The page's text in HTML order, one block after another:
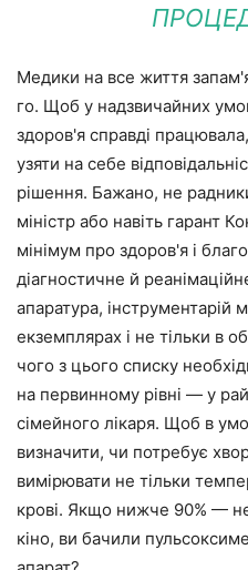
Медики на все життя
го. Щоб у надзвичайних
здоров'я справді
узяти на себе
рішення. Бажано, не
міністр або навіть гарант
мінімум про здоров'я і
діагностичне й
апаратура,
екземплярах і не тільки в
чого з цього списку
на первинному рівні — у
сімейного лікаря. Щоб в
визначити, чи потребує
вимірювати не тільки
крові. Якщо нижче 90% —
кіно, ви бачили